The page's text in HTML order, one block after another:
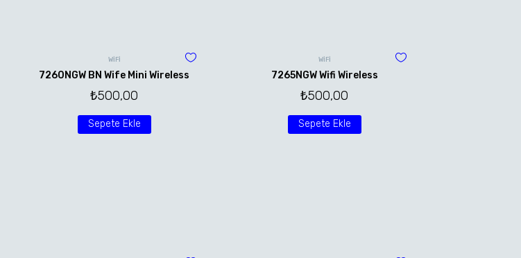
WİFİ
7260NGW BN Wife Mini Wireless
₺500,00
Sepete Ekle
WİFİ
7265NGW Wifi Wireless
₺500,00
Sepete Ekle